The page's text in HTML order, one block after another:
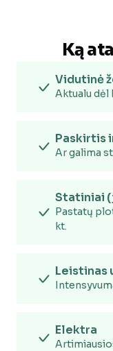
Ką
Vidutinė
Aktualu dėl
Paskirtis
Ar galima
Statiniai
Pastatų
kt.
Leistinas
Elektra